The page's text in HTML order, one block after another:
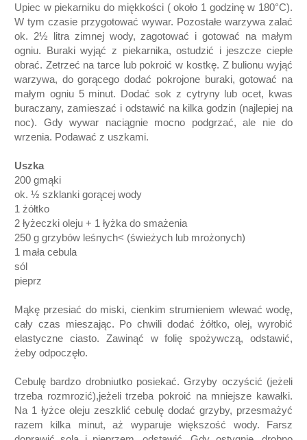
Upiec w piekarniku do miękkości ( około 1 godzinę w 180°C).
W tym czasie przygotować wywar. Pozostałe warzywa zalać
ok. 2½ litra zimnej wody, zagotować i gotować na małym
ogniu. Buraki wyjąć z piekarnika, ostudzić i jeszcze ciepłe
obrać. Zetrzeć na tarce lub pokroić w kostkę. Z bulionu wyjąć
warzywa, do gorącego dodać pokrojone buraki, gotować na
małym ogniu 5 minut. Dodać sok z cytryny lub ocet, kwas
buraczany, zamieszać i odstawić na kilka godzin (najlepiej na
noc). Gdy wywar naciągnie mocno podgrzać, ale nie do
wrzenia. Podawać z uszkami.
Uszka
200 gmąki
ok. ½ szklanki gorącej wody
1 żółtko
2 łyżeczki oleju + 1 łyżka do smażenia
250 g grzybów leśnych< (świeżych lub mrożonych)
1 mała cebula
sól
pieprz
Mąkę przesiać do miski, cienkim strumieniem wlewać wodę,
cały czas mieszając. Po chwili dodać żółtko, olej, wyrobić
elastyczne ciasto. Zawinąć w folię spożywczą, odstawić,
żeby odpoczęło.
Cebulę bardzo drobniutko posiekać. Grzyby oczyścić (jeżeli
trzeba rozmrozić),jeżeli trzeba pokroić na mniejsze kawałki.
Na 1 łyżce oleju zeszklić cebulę dodać grzyby, przesmażyć
razem kilka minut, aż wyparuje większość wody. Farsz